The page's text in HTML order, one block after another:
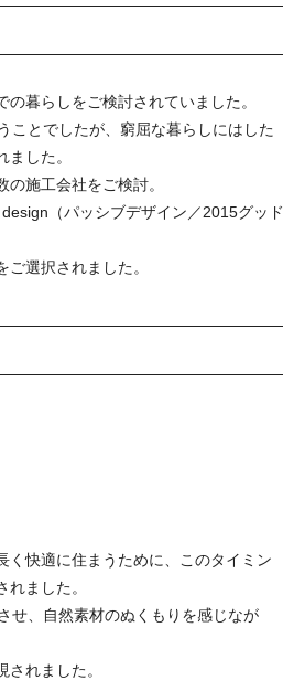
暮らしをご検討されていました。
ことでしたが、窮屈な暮らしにはした
した。
施工会社をご検討。
（パッシブデザイン／2015グッド
選択されました。
く快適に住まうために、このタイミン
ました。
せ、自然素材のぬくもりを感じなが
れました。